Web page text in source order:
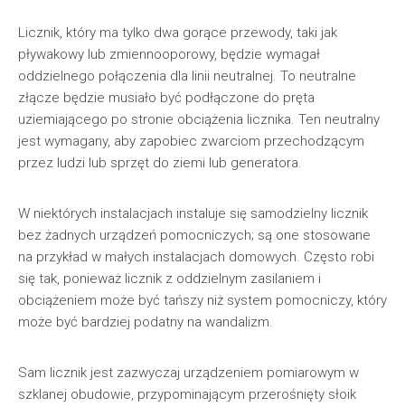
Licznik, który ma tylko dwa gorące przewody, taki jak
pływakowy lub zmiennooporowy, będzie wymagał
oddzielnego połączenia dla linii neutralnej. To neutralne
złącze będzie musiało być podłączone do pręta
uziemiającego po stronie obciążenia licznika. Ten neutralny
jest wymagany, aby zapobiec zwarciom przechodzącym
przez ludzi lub sprzęt do ziemi lub generatora.
W niektórych instalacjach instaluje się samodzielny licznik
bez żadnych urządzeń pomocniczych; są one stosowane
na przykład w małych instalacjach domowych. Często robi
się tak, ponieważ licznik z oddzielnym zasilaniem i
obciążeniem może być tańszy niż system pomocniczy, który
może być bardziej podatny na wandalizm.
Sam licznik jest zazwyczaj urządzeniem pomiarowym w
szklanej obudowie, przypominającym przerośnięty słoik